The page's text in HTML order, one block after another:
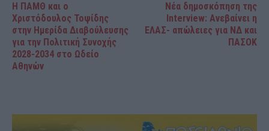
Η ΠΑΜΘ και ο
Χριστόδουλος Τοψίδης
στην Ημερίδα Διαβούλευσης
για την Πολιτική Συνοχής
2028-2034 στο Ωδείο
Αθηνών
Νέα δημοσκόπηση της
Interview: Ανεβαίνει η
ΕΛΑΣ- απώλειες για ΝΔ και
ΠΑΣΟΚ